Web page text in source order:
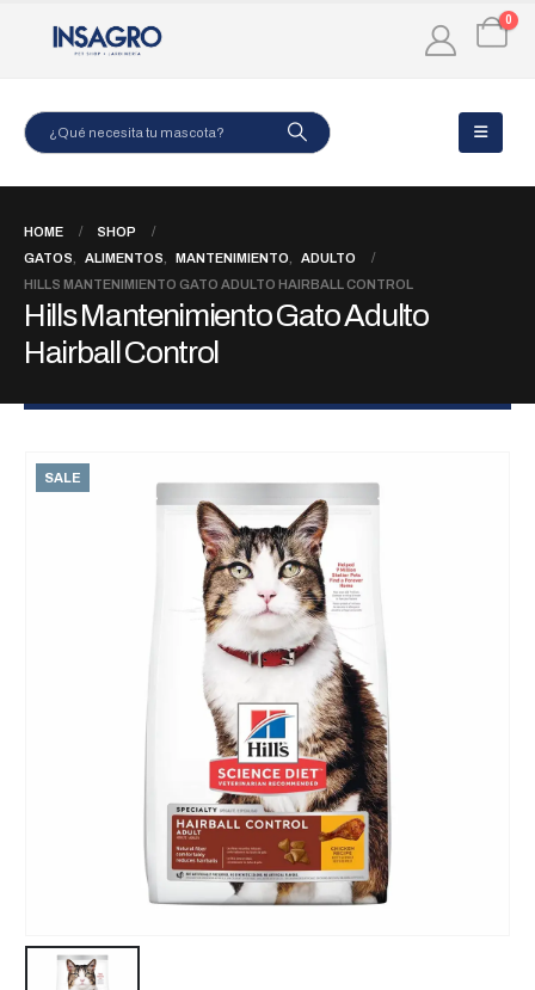
0
HOME
SHOP
GATOS
ALIMENTOS MANTENIMIENTO
ADULTO
HILLS MANTENIMIENTO GATO ADULTO HAIRBALL CONTROL
Hills Mantenimiento Gato Adulto
Hairball Control
SALE